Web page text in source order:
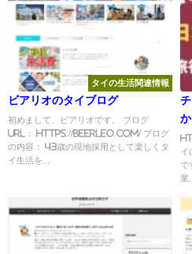
タイの生活関連情報
ビアリオのタイブログ
初めまして、ビアリオです。 ブログ
URL： https://beerleo.com/ ブログ
の内容： 43歳の現地採用として楽しくタ
イ生活を...
か
イ
で
業...